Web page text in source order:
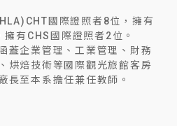
國際證照者8位，擁有
有CHS國際證照者2位。
蓋企業管理、工業管理、財務
烘焙技術等國際觀光旅館客房
長至本系擔任兼任教師。